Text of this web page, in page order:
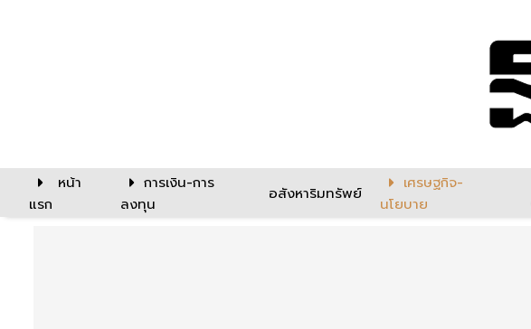
หน้า
แรก
การเงิน-การ
ลงทุน
อสังหาริมทรัพย์
เศรษฐกิจ-
นโยบาย